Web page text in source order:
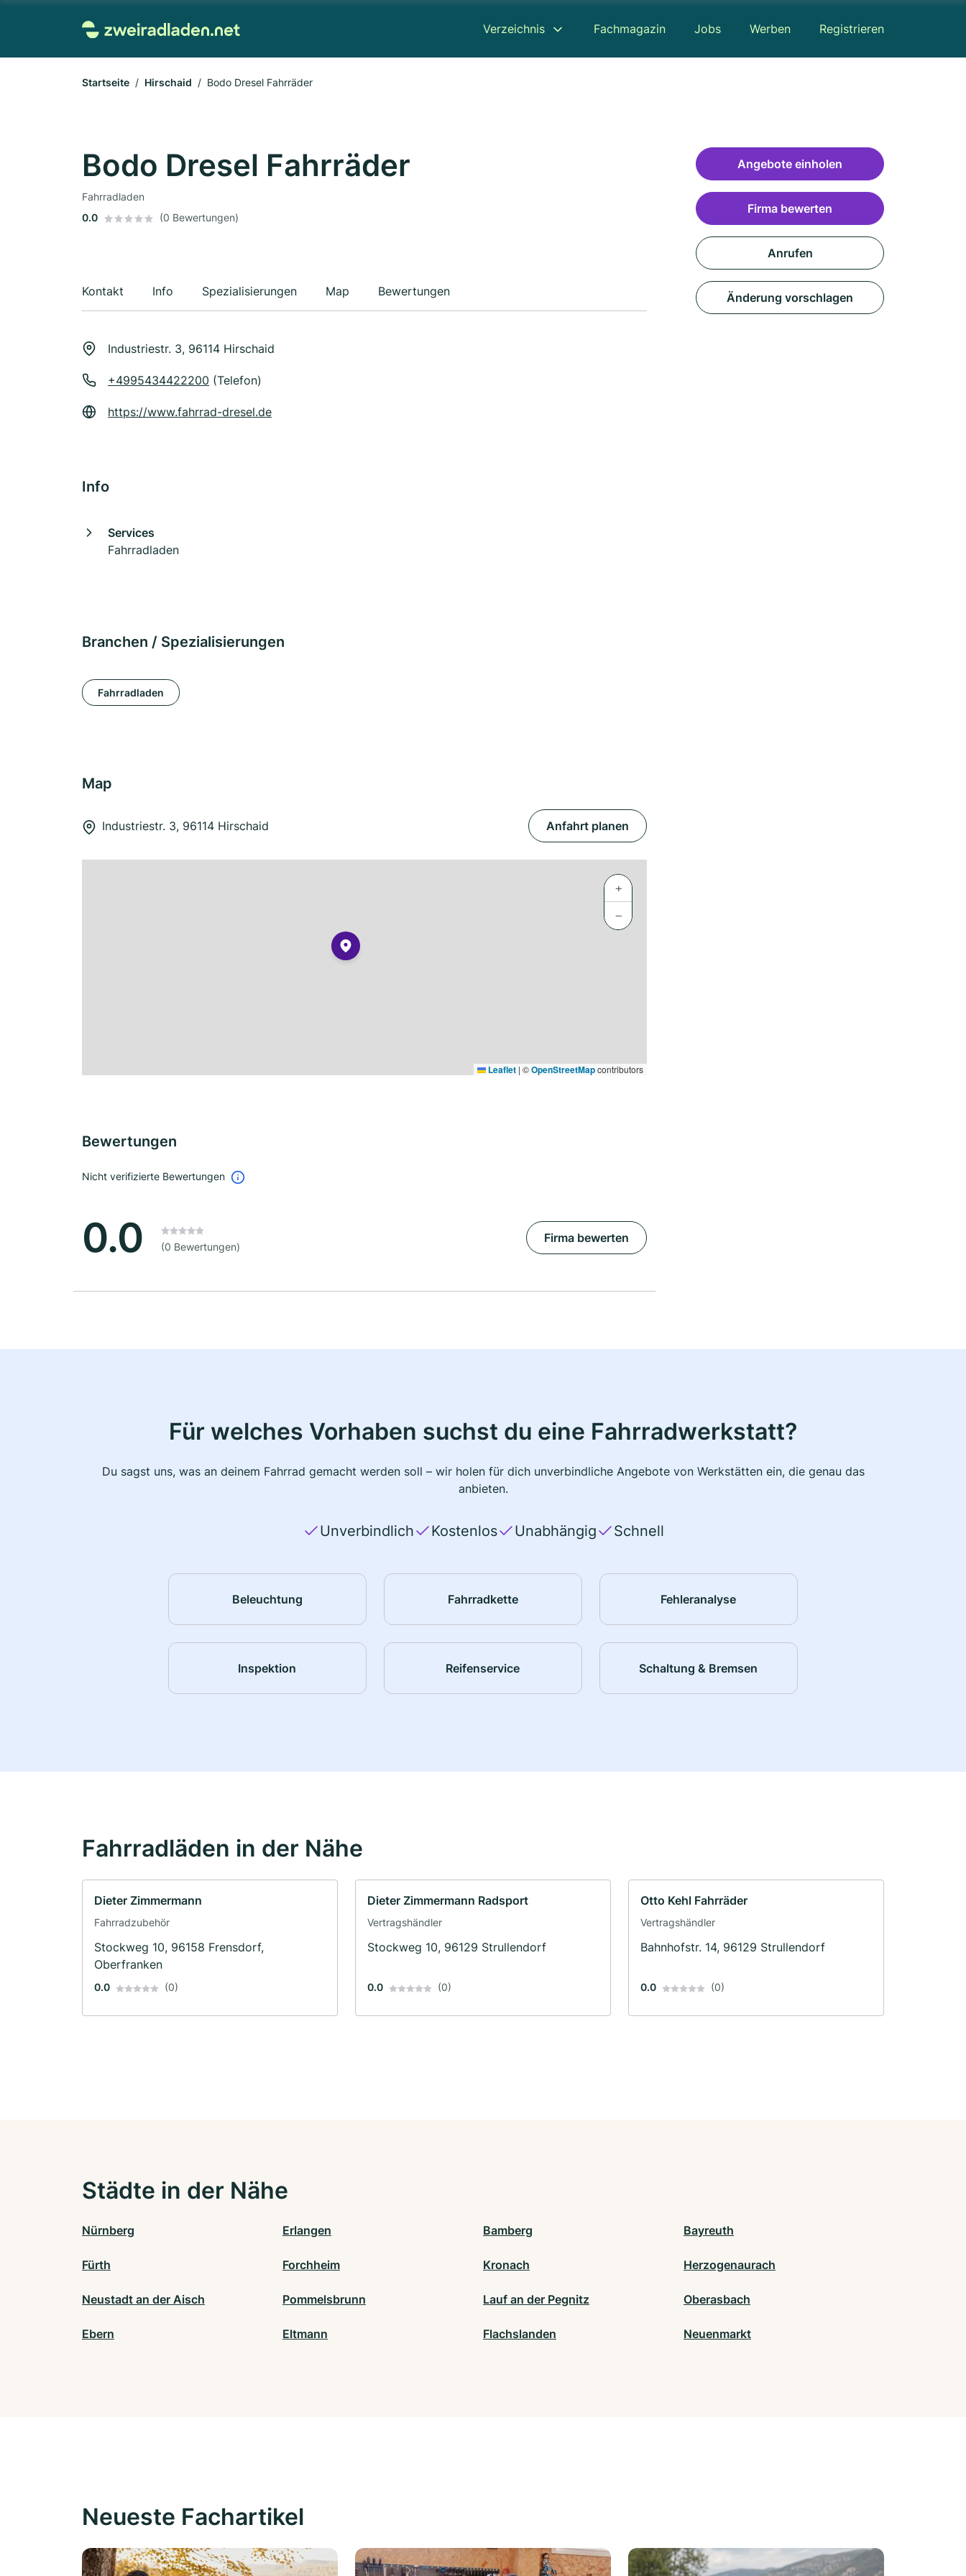
Verzeichnis Fachmagazin Jobs Werben Registrieren
Startseite Hirschaid Bodo Dresel Fahrräder
Bodo Dresel Fahrräder
Fahrradladen
0.0
(0 Bewertungen)
Kontakt Info Spezialisierungen Map Bewertungen
Industriestr. 3, 96114 Hirschaid
+4995434422200 (Telefon)
https://www.fahrrad-dresel.de
Info
Services
Fahrradladen
Branchen / Spezialisierungen
Fahrradladen
Map
Industriestr. 3, 96114 Hirschaid Anfahrt planen
+
−
Leaflet | ©OpenStreetMapcontributors
Bewertungen
Nicht verifizierte Bewertungen
0.0 (0 Bewertungen)
Firma bewerten
Angebote einholen
Firma bewerten
Anrufen
Änderung vorschlagen
Für welches Vorhaben suchst du eine Fahrradwerkstatt?
Du sagst uns, was an deinem Fahrrad gemacht werden soll – wir holen für dich unverbindliche Angebote von Werkstätten ein, die genau das
anbieten.
Unverbindlich Kostenlos Unabhängig Schnell
Beleuchtung Fahrradkette Fehleranalyse
Inspektion Reifenservice Schaltung & Bremsen
Fahrradläden in der Nähe
Dieter Zimmermann
Fahrradzubehör
Stockweg 10, 96158 Frensdorf,
Oberfranken
0.0 (0)
Dieter Zimmermann Radsport
Vertragshändler
Stockweg 10, 96129 Strullendorf
0.0 (0)
Otto Kehl Fahrräder
Vertragshändler
Bahnhofstr. 14, 96129 Strullendorf
0.0 (0)
Städte in der Nähe
Nürnberg Erlangen Bamberg Bayreuth
Fürth Forchheim Kronach Herzogenaurach
Neustadt an der Aisch Pommelsbrunn Lauf an der Pegnitz Oberasbach
Ebern Eltmann Flachslanden Neuenmarkt
Neueste Fachartikel